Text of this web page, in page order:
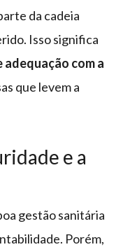
da cadeia
Isso significa
com a
que levem a
e a
gestão sanitária
Porém,